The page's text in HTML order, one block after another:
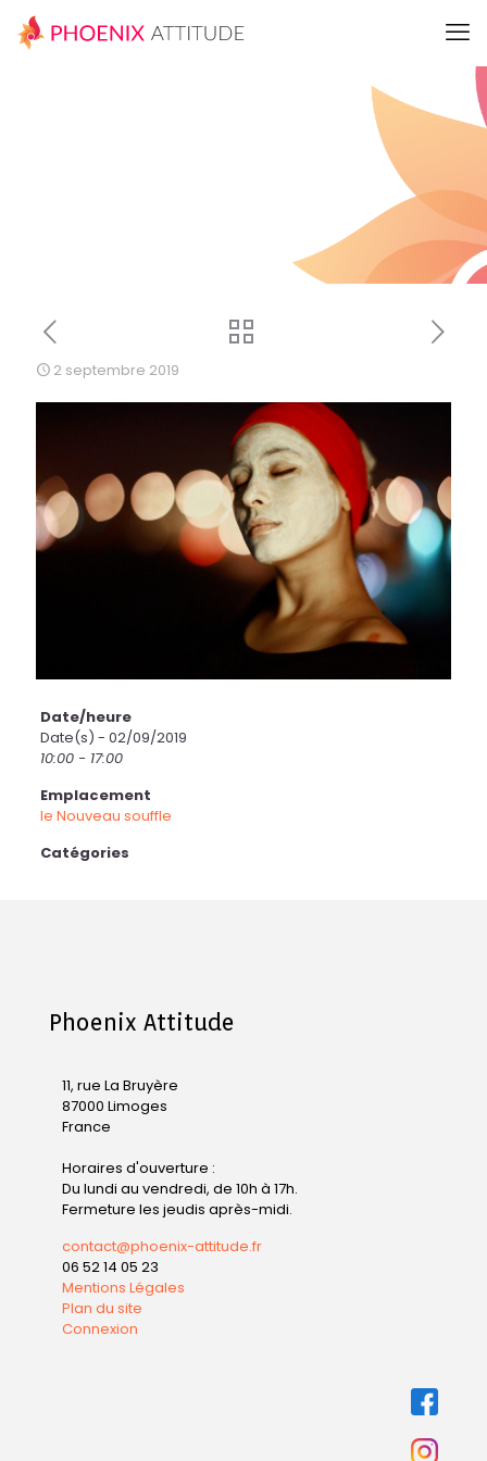
2 septembre 2019
Date/heure
Date(s) - 02/09/2019
10:00 - 17:00
Emplacement
le Nouveau souffle
Catégories
Phoenix Attitude
11, rue La Bruyère
87000 Limoges
France
Horaires d'ouverture :
Du lundi au vendredi, de 10h à 17h.
Fermeture les jeudis après-midi.
contact@phoenix-attitude.fr
06 52 14 05 23
Mentions Légales
Plan du site
Connexion